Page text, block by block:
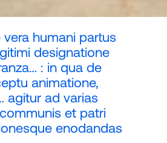
humani partus
designatione
: in qua de
animatione,
agitur ad varias
et patri
enodandas